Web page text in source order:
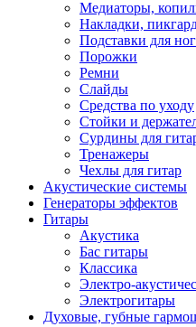
Медиаторы,
Накладки,
Подставки для
Порожки
Ремни
Слайды
Средства по уходу
Стойки и
Сурдины для
Тренажеры
Чехлы для гитар
Акустические системы
Генераторы эффектов
Гитары
Акустика
Бас гитары
Классика
Электро-
Электрогитары
Духовые, губные